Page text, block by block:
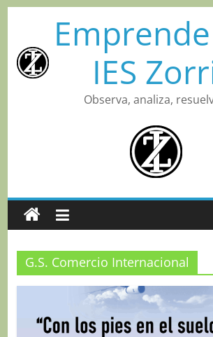
contenido
IES
Observa, analiza,
G.S. Comercio Internacional